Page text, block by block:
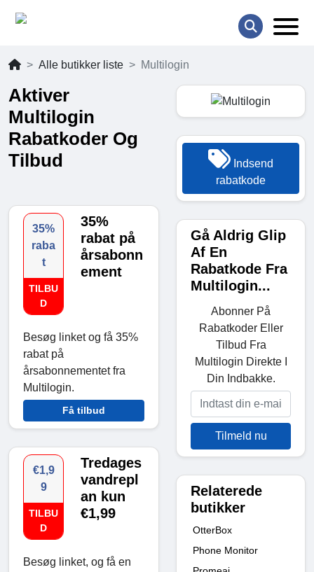
Alle butikker liste Multilogin
Aktiver
Multilogin
Rabatkoder Og
Tilbud
35%
raba
t
TILBU
D
35%
rabat på
årsabonn
ement
Besøg linket og få 35%
rabat på
årsabonnementet fra
Multilogin.
Få tilbud
€1,9
9
TILBU
D
Tredages
vandrepl
an kun
€1,99
Besøg linket, og få en
Indsend
rabatkode
Gå Aldrig Glip
Af En
Rabatkode Fra
Multilogin...
Abonner På
Rabatkoder Eller
Tilbud Fra
Multilogin Direkte I
Din Indbakke.
Tilmeld nu
Relaterede
butikker
OtterBox
Phone Monitor